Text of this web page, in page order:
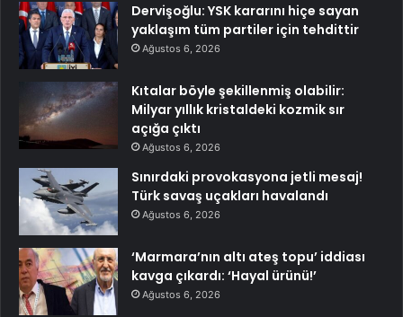
Dervişoğlu: YSK kararını hiçe sayan
yaklaşım tüm partiler için tehdittir
Ağustos 6, 2026
Kıtalar böyle şekillenmiş olabilir:
Milyar yıllık kristaldeki kozmik sır
açığa çıktı
Ağustos 6, 2026
Sınırdaki provokasyona jetli mesaj!
Türk savaş uçakları havalandı
Ağustos 6, 2026
‘Marmara’nın altı ateş topu’ iddiası
kavga çıkardı: ‘Hayal ürünü!’
Ağustos 6, 2026